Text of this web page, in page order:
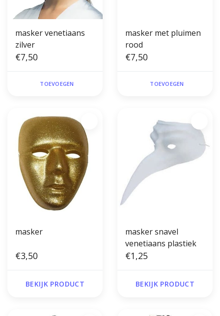
masker venetiaans
zilver
€7,50
TOEVOEGEN
masker met pluimen
rood
€7,50
TOEVOEGEN
masker
€3,50
BEKIJK PRODUCT
masker snavel
venetiaans plastiek
€1,25
BEKIJK PRODUCT